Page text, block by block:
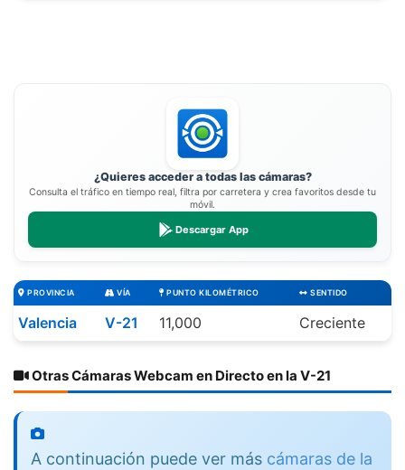
¿Quieres acceder a todas las cámaras?
Consulta el tráfico en tiempo real, filtra por carretera y crea favoritos desde tu
móvil.
Descargar App
PROVINCIA VÍA PUNTO KILOMÉTRICO SENTIDO
Valencia V-21 11,000 Creciente
Otras Cámaras Webcam en Directo en la V-21
A continuación puede ver más cámaras de la